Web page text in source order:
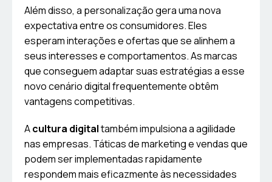
Além disso, a personalização gera uma nova
expectativa entre os consumidores. Eles
esperam interações e ofertas que se alinhem a
seus interesses e comportamentos. As marcas
que conseguem adaptar suas estratégias a esse
novo cenário digital frequentemente obtêm
vantagens competitivas.
Acultura digitaltambém impulsiona a agilidade
nas empresas. Táticas de marketing e vendas que
podem ser implementadas rapidamente
respondem mais eficazmente às necessidades